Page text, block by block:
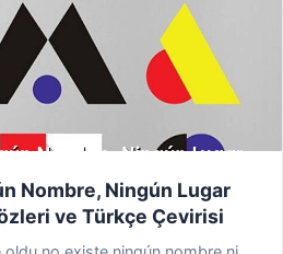
Nombre, Ningún Lugar
ve Türkçe Çevirisi